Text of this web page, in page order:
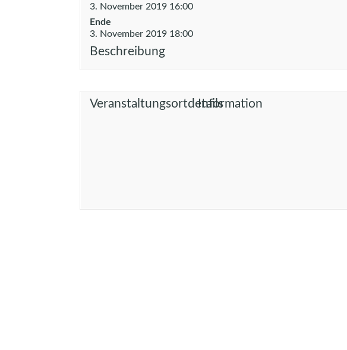
3. November 2019 16:00
Ende
3. November 2019 18:00
Beschreibung
VeranstaltungsortdetailsInformation